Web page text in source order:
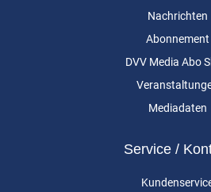
Nachrichten
Abonnement
DVV Media Abo
Mediadaten
Service /